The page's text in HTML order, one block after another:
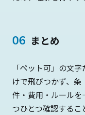
まとめ
「ペット可」の文字
けで飛びつかず、条
件・費用・ルールを
つひとつ確認する